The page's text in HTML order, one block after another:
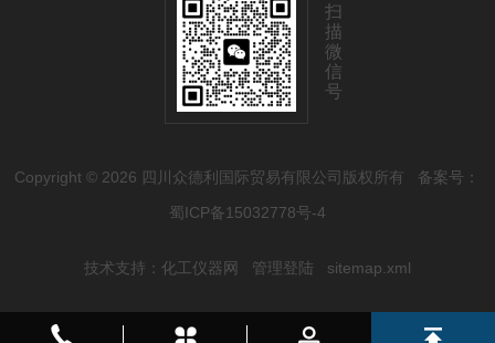
扫
描
微
信
号
Copyright © 2026 四川众德利国际贸易有限公司版权所有 备案号：
蜀ICP备15032778号-4
技术支持： 化工仪器网 管理登陆 sitemap.xml